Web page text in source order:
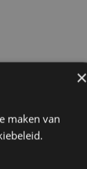
×
maken van